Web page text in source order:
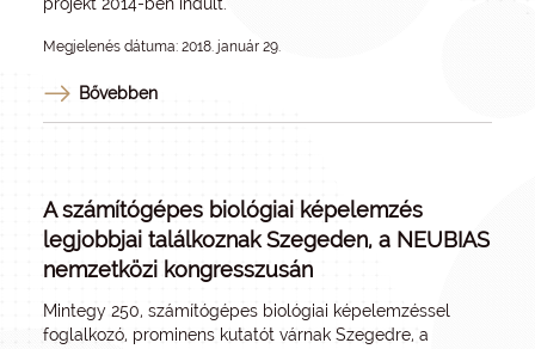
Megjelenés dátuma: 2018. január 29.
Bővebben
A számítógépes biológiai képelemzés
legjobbjai találkoznak Szegeden, a NEUBIAS
nemzetközi kongresszusán
Mintegy 250, számítógépes biológiai képelemzéssel
foglalkozó, prominens kutatót várnak Szegedre, a